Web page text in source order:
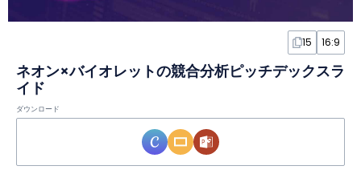
15 16:9
ネオン×バイオレットの競合分析ピッチデックスラ
イド
ダウンロード